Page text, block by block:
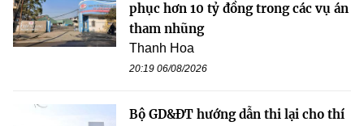
phục hơn 10 tỷ đồng trong các vụ án
tham nhũng
Thanh Hoa
20:19 06/08/2026
Bộ GD&ĐT hướng dẫn thi lại cho thí